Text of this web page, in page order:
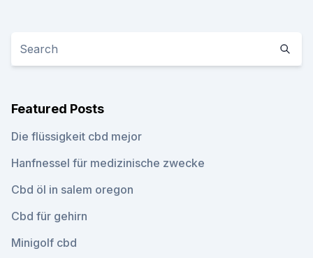
Featured Posts
Die flüssigkeit cbd mejor
Hanfnessel für medizinische zwecke
Cbd öl in salem oregon
Cbd für gehirn
Minigolf cbd